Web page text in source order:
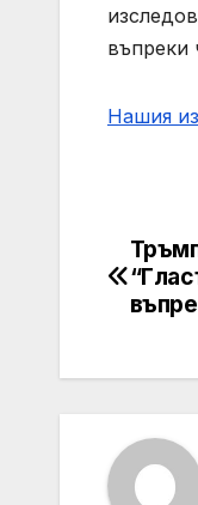
въпреки
Нашия
Post